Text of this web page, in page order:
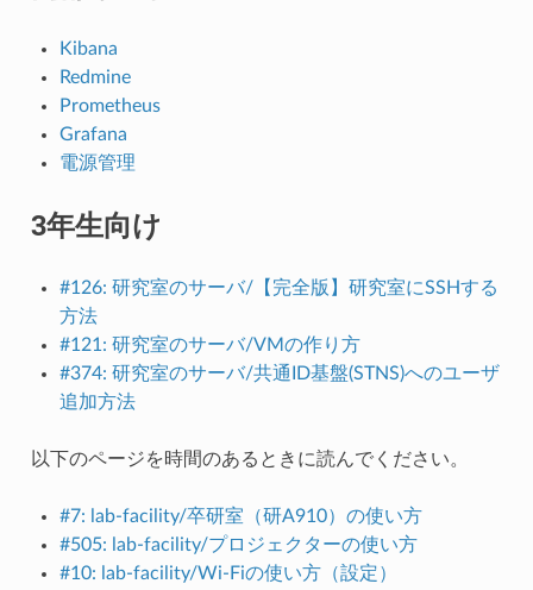
Kibana
Redmine
Prometheus
Grafana
電源管理
3年生向け
#126: 研究室のサーバ/【完全版】研究室にSSHする
方法
#121: 研究室のサーバ/VMの作り方
#374: 研究室のサーバ/共通ID基盤(STNS)へのユーザ
追加方法
以下のページを時間のあるときに読んでください。
#7: lab-facility/卒研室（研A910）の使い方
#505: lab-facility/プロジェクターの使い方
#10: lab-facility/Wi-Fiの使い方（設定）